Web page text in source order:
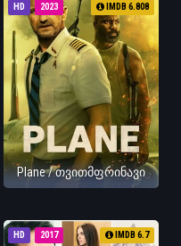
HD 2023 IMDB 6.808
Plane / თვითმფრინავი
HD 2017 IMDB 6.7